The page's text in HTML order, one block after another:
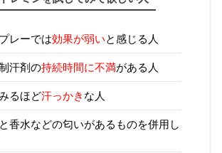
レーでは効果が弱いと感じる人
汗剤の持続時間に不満がある人
るほど汗っかき な人
香水などの匂いがあるものを併用し